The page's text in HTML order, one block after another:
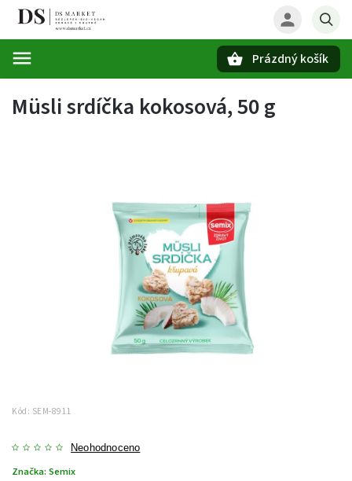
Prázdný košík
Müsli srdíčka kokosová, 50 g
Kód: SEM-8911
Neohodnoceno
Značka: Semix